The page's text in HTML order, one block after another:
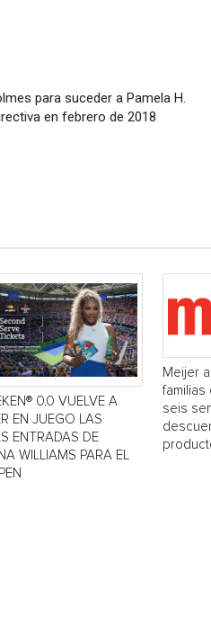
para suceder a Pamela H.
en febrero de 2018
0.0 VUELVE A
EN JUEGO LAS
ENTRADAS DE
WILLIAMS PARA EL
Meijer
seis